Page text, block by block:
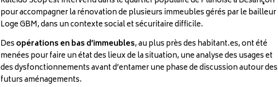
pour accompagner la rénovation de plusieurs immeubles gérés par le bailleur
Loge GBM, dans un contexte social et sécuritaire difficile.
Desopérations en bas d’immeubles, au plus près des habitant.es, ont été
menées pour faire un état des lieux de la situation, une analyse des usages et
des dysfonctionnements avant d’entamer une phase de discussion autour des
futurs aménagements.